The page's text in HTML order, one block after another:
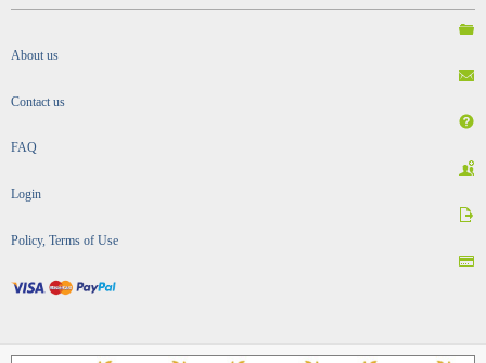
About us
Contact us
FAQ
Login
Policy, Terms of Use